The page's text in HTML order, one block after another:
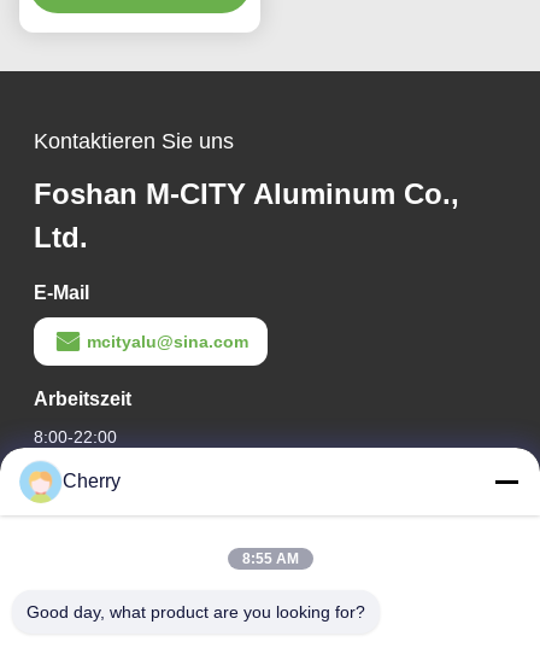
Farben und
Mustern für
Kontaktieren Sie uns
Foshan M-CITY Aluminum Co.,
Ltd.
E-Mail
mcityalu@sina.com
Arbeitszeit
8:00-22:00
Unsere Adresse
Hegui Industriepark, Lishui, Nanhai Foshan Guangdong PR
Cherry
8:55 AM
Good day, what product are you looking for?